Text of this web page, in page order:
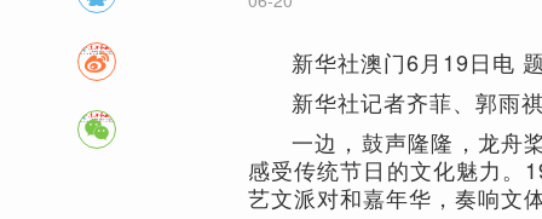
新华社澳门6月19日电
新华社记者齐菲、郭雨
一边，鼓声隆隆，龙舟
感受传统节日的文化魅力。
艺文派对和嘉年华，奏响文